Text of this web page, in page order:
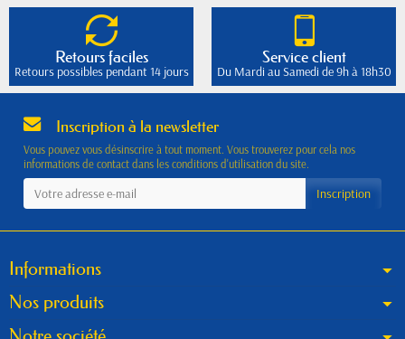
Retours faciles
Retours possibles pendant 14 jours
Service client
Du Mardi au Samedi de 9h à 18h30
Inscription à la newsletter
Vous pouvez vous désinscrire à tout moment. Vous trouverez pour cela nos
informations de contact dans les conditions d'utilisation du site.
Informations
Nos produits